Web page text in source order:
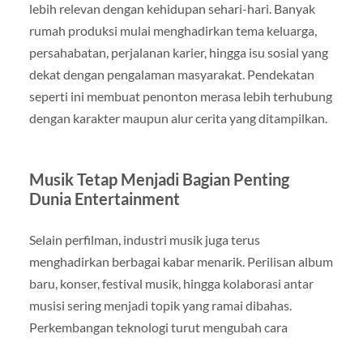
lebih relevan dengan kehidupan sehari-hari. Banyak
rumah produksi mulai menghadirkan tema keluarga,
persahabatan, perjalanan karier, hingga isu sosial yang
dekat dengan pengalaman masyarakat. Pendekatan
seperti ini membuat penonton merasa lebih terhubung
dengan karakter maupun alur cerita yang ditampilkan.
Musik Tetap Menjadi Bagian Penting
Dunia Entertainment
Selain perfilman, industri musik juga terus
menghadirkan berbagai kabar menarik. Perilisan album
baru, konser, festival musik, hingga kolaborasi antar
musisi sering menjadi topik yang ramai dibahas.
Perkembangan teknologi turut mengubah cara